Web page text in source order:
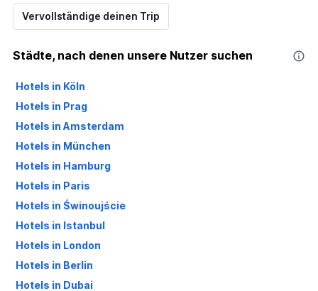
Vervollständige deinen Trip
Städte, nach denen unsere Nutzer suchen
Hotels in Köln
Hotels in Prag
Hotels in Amsterdam
Hotels in München
Hotels in Hamburg
Hotels in Paris
Hotels in Świnoujście
Hotels in Istanbul
Hotels in London
Hotels in Berlin
Hotels in Dubai